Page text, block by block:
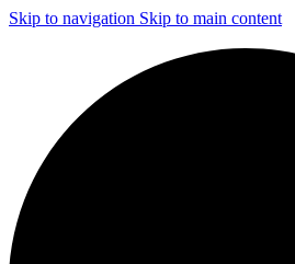
Skip to navigation Skip to main content